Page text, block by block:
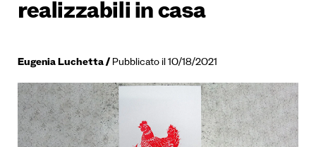
realizzabili in casa
Eugenia Luchetta Pubblicato il 10/18/2021